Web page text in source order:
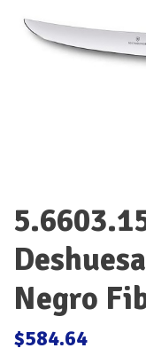
Negro
$584.64